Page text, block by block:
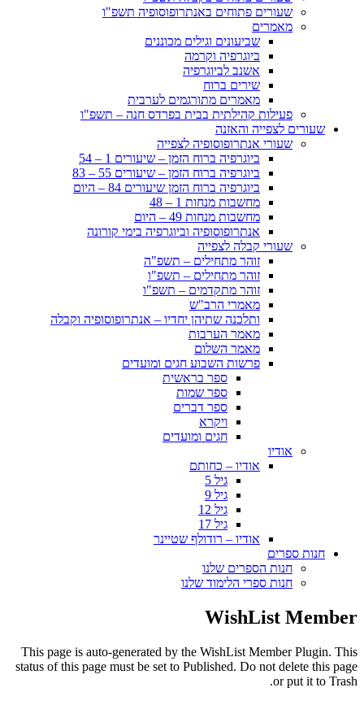
שעורים פתוחים באנתרופוסופיה תשפ"ו
מאמרים
שביעונים וגילים מכוננים
ביוגרפיה וקרמה
אשנב לביוגרפיה
שירים ברוח
מאמרים מתורגמים לערבית
פעילות קהילתית בבית בפרדס חנה – תשפ"ו
שעורים לצפייה והאזנה
שעורי אנתרופוסופיה לצפייה
ביוגרפיה ברוח הזמן – שיעורים 1 – 54
ביוגרפיה ברוח הזמן – שיעורים 55 – 83
ביוגרפיה ברוח הזמן שיעורים 84 – היום
מחשבות מנחות 1 – 48
מחשבות מנחות 49 – היום
אנתרופוסופיה וביוגרפיה בימי קורונה
שעורי קבלה לצפייה
זוהר מתחילים – תשפ"ה
זוהר מתחילים – תשפ"ו
זוהר מתקדמים – תשפ"ו
מאמרי הרב"ש
ותלכנה שתיהן יחדיו – אנתרופוסופיה וקבלה
מאמר הערבות
מאמר השלום
פרשות השבוע חגים ומועדים
ספר בראשית
ספר שמות
ספר דברים
ויקרא
חגים ומועדים
אודיו
אודיו – כחותם
גיל 5
גיל 9
גיל 12
גיל 17
אודיו – רודולף שטיינר
חנות ספרים
חנות הספרים שלנו
חנות ספרי הלימוד שלנו
WishList Member
This page is auto-generated by the WishList Member Plugin. This
status of this page must be set to Published. Do not delete this page
or put it to Trash.